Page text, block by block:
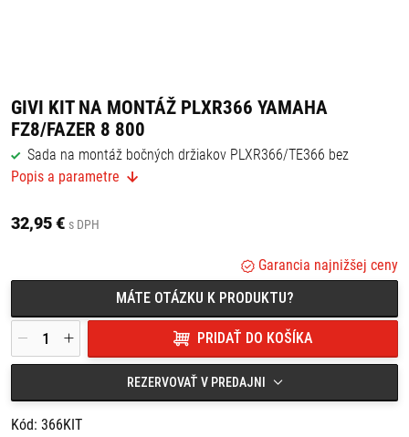
GIVI KIT NA MONTÁŽ PLXR366 YAMAHA
FZ8/FAZER 8 800
Sada na montáž bočných držiakov PLXR366/TE366 bez
zadného nosiča 366FZ
Popis a parametre
32,95 € s DPH
Garancia najnižšej ceny
MÁTE OTÁZKU K PRODUKTU?
PRIDAŤ DO KOŠÍKA
REZERVOVAŤ V PREDAJNI
Kód: 366KIT